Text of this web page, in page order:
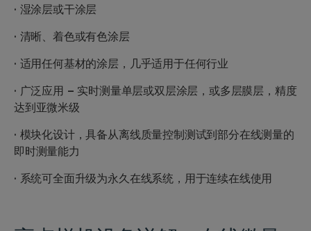
· 湿涂层或干涂层
· 清晰、着色或有色涂层
· 适用任何基材的涂层，几乎适用于任何行业
· 广泛应用 – 实时测量单层或双层涂层，或多层膜层，精度
达到亚微米级
· 模块化设计，具备从离线质量控制测试到部分在线测量的
即时测量能力
· 系统可全面升级为永久在线系统，用于连续在线使用